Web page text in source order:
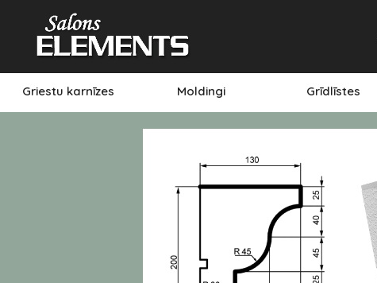
Griestu karnīzes Moldingi Grīdlīstes